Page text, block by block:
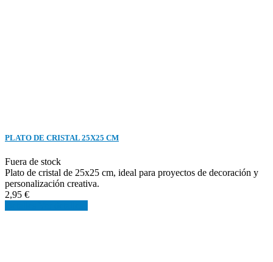
PLATO DE CRISTAL 25X25 CM
Fuera de stock
Plato de cristal de 25x25 cm, ideal para proyectos de decoración y
personalización creativa.
2,95 €